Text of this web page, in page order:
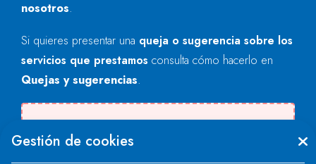
nosotros.
Si quieres presentar una queja o sugerencia sobre los
servicios que prestamos consulta cómo hacerlo en
Quejas y sugerencias.
"text".
Gestión de cookies